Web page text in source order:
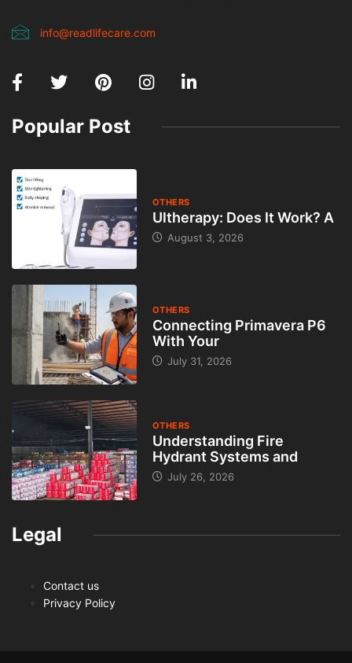
info@readlifecare.com
Popular Post
OTHERS
Ultherapy: Does It Work? A
August 3, 2026
OTHERS
Connecting Primavera P6
With Your
July 31, 2026
OTHERS
Understanding Fire
Hydrant Systems and
July 26, 2026
Legal
Contact us
Privacy Policy